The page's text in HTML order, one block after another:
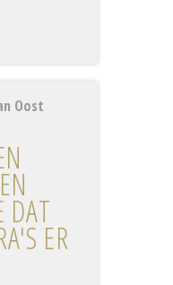
Oost
DAT
ER